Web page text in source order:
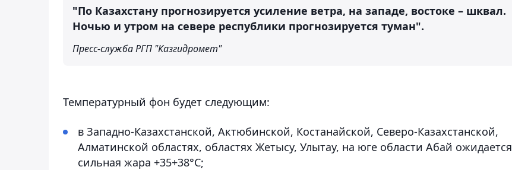
"По Казахстану прогнозируется усиление ветра, на западе, востоке – шквал.
Ночью и утром на севере республики прогнозируется туман".
Пресс-служба РГП "Казгидромет"
Температурный фон будет следующим:
в Западно-Казахстанской, Актюбинской, Костанайской, Северо-Казахстанской,
Алматинской областях, областях Жетысу, Улытау, на юге области Абай ожидается
сильная жара +35+38°С;